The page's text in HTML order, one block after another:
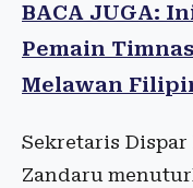
BACA JUGA:
Pemain
Melawan
Sekretaris
Zandaru